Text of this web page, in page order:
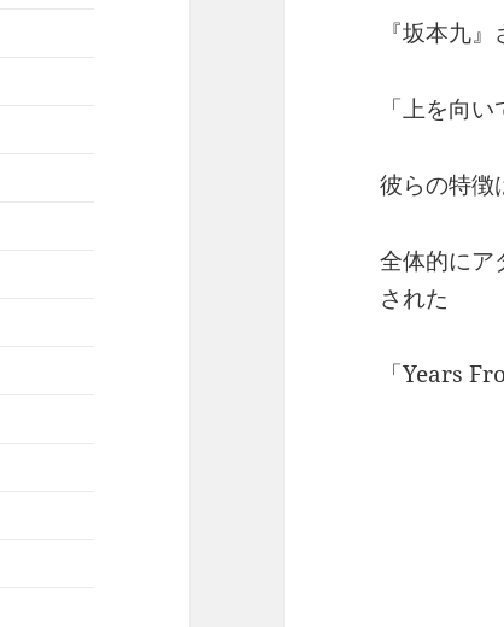
『坂本九
「上を向
彼らの特徴
全体的にア
された
「Years